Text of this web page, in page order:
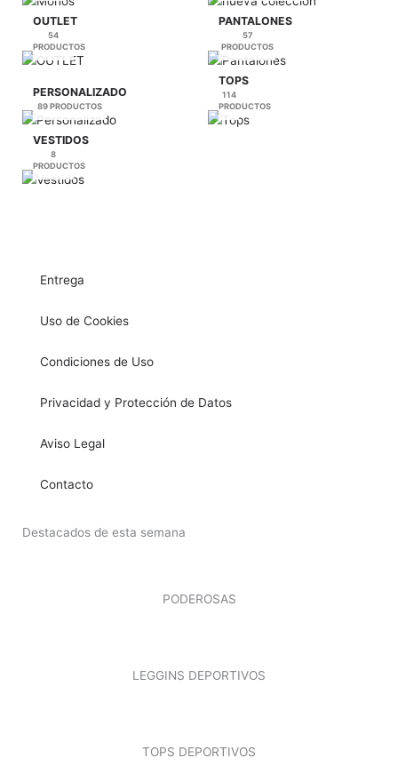
OUTLET
54
PRODUCTOS
PANTALONES
57
PRODUCTOS
PERSONALIZADO
89 PRODUCTOS
TOPS
114
PRODUCTOS
VESTIDOS
8
PRODUCTOS
Entrega
Uso de Cookies
Condiciones de Uso
Privacidad y Protección de Datos
Aviso Legal
Contacto
Destacados de esta semana
PODEROSAS
LEGGINS DEPORTIVOS
TOPS DEPORTIVOS